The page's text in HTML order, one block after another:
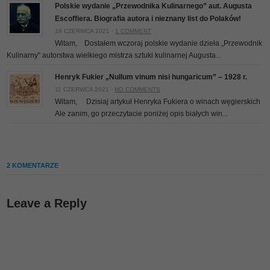
Polskie wydanie „Przewodnika Kulinarnego” aut. Augusta
Escoffiera. Biografia autora i nieznany list do Polaków!
18 CZERWCA 2021 · 1 COMMENT
Witam, Dostałem wczoraj polskie wydanie dzieła „Przewodnik
Kulinarny” autorstwa wielkiego mistrza sztuki kulinarnej Augusta...
Henryk Fukier „Nullum vinum nisi hungaricum” – 1928 r.
11 CZERWCA 2021 · NO COMMENTS
Witam, Dzisiaj artykuł Henryka Fukiera o winach węgierskich
Ale zanim, go przeczytacie poniżej opis białych win...
2 KOMENTARZE
Leave a Reply